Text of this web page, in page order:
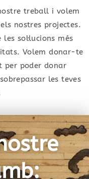
treball i volem
nostres projectes.
sol·lucions més
Volem donar-te
per poder donar
les teves